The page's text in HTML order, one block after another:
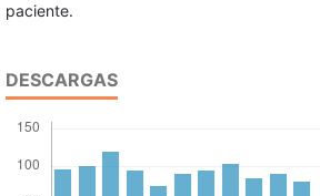
paciente.
DESCARGAS